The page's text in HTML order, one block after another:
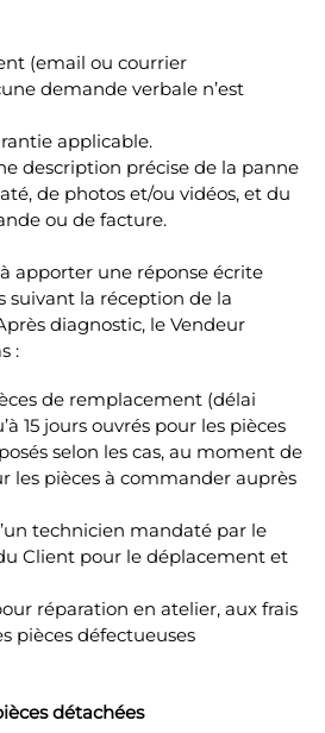
(email ou courrier
demande verbale n’est
applicable.
description précise de la panne
de photos et/ou vidéos, et du
ou de facture.
apporter une réponse écrite
suivant la réception de la
diagnostic, le Vendeur
:
de remplacement (délai
15 jours ouvrés pour les pièces
selon les cas, au moment de
les pièces à commander auprès
technicien mandaté par le
Client pour le déplacement et
réparation en atelier, aux frais
pièces défectueuses
détachées